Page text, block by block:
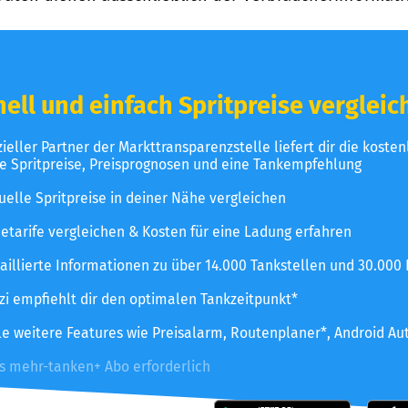
und einfach Spritpreise
Partner der Markttransparenzstelle liefert dir die
Spritpreise, Preisprognosen und eine Tankempfehlung
Spritpreise in deiner Nähe vergleichen
vergleichen & Kosten für eine Ladung erfahren
Informationen zu über 14.000 Tankstellen und 30.000
empfiehlt dir den optimalen Tankzeitpunkt*
weitere Features wie Preisalarm, Routenplaner*, Android
mehr-tanken+ Abo erforderlich